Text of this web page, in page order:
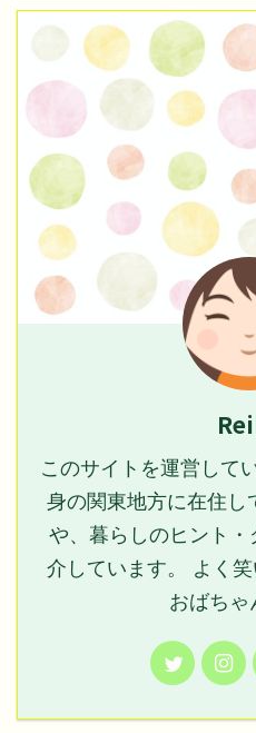
このサイトを運営して
身の関東地方に在住し
や、暮らしのヒント
介しています。 よく
おばちゃ